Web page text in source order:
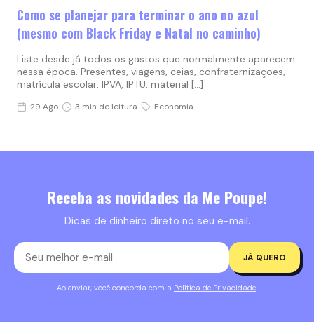
Como se planejar para terminar o ano no azul
(mesmo com Black Friday e Natal no caminho)
Liste desde já todos os gastos que normalmente aparecem
nessa época. Presentes, viagens, ceias, confraternizações,
matrícula escolar, IPVA, IPTU, material […]
29 Ago 3 min de leitura Economia
Receba as novidades da Me Poupe!
Dicas de dinheiro direto no seu e-mail.
JÁ QUERO
Ao enviar, você concorda com a Política de Privacidade